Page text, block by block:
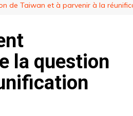
ART ET CULTURE
de Taiwan et à parvenir à la
la question